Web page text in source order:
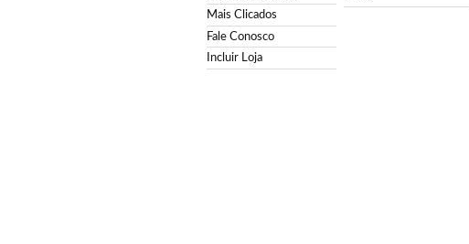
Mais Clicados
Fale Conosco
Incluir Loja